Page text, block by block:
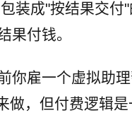
装成"按结果交付
果付钱。
雇一个虚拟助
做，但付费逻辑